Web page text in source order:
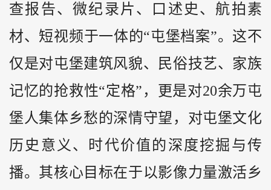
查报告、微纪录片、口述史、航拍素
材、短视频于一体的“屯堡档案”。这不
仅是对屯堡建筑风貌、民俗技艺、家族
记忆的抢救性“定格”，更是对20余万屯
堡人集体乡愁的深情守望，对屯堡文化
历史意义、时代价值的深度挖掘与传
播。其核心目标在于以影像力量激活乡